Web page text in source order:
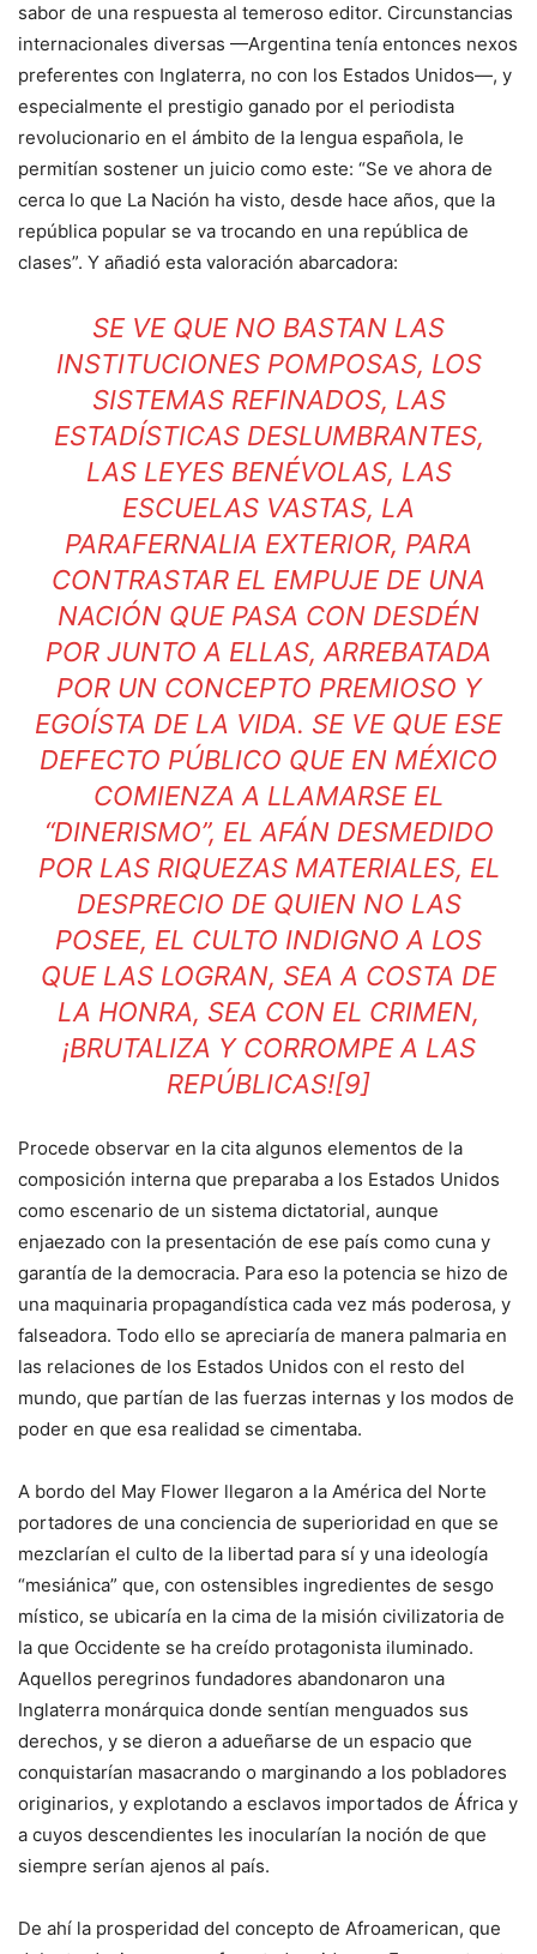
sabor de una respuesta al temeroso editor. Circunstancias
internacionales diversas —Argentina tenía entonces nexos
preferentes con Inglaterra, no con los Estados Unidos—, y
especialmente el prestigio ganado por el periodista
revolucionario en el ámbito de la lengua española, le
permitían sostener un juicio como este: “Se ve ahora de
cerca lo que La Nación ha visto, desde hace años, que la
república popular se va trocando en una república de
clases”. Y añadió esta valoración abarcadora:
SE VE QUE NO BASTAN LAS
INSTITUCIONES POMPOSAS, LOS
SISTEMAS REFINADOS, LAS
ESTADÍSTICAS DESLUMBRANTES,
LAS LEYES BENÉVOLAS, LAS
ESCUELAS VASTAS, LA
PARAFERNALIA EXTERIOR, PARA
CONTRASTAR EL EMPUJE DE UNA
NACIÓN QUE PASA CON DESDÉN
POR JUNTO A ELLAS, ARREBATADA
POR UN CONCEPTO PREMIOSO Y
EGOÍSTA DE LA VIDA. SE VE QUE ESE
DEFECTO PÚBLICO QUE EN MÉXICO
COMIENZA A LLAMARSE EL
“DINERISMO”, EL AFÁN DESMEDIDO
POR LAS RIQUEZAS MATERIALES, EL
DESPRECIO DE QUIEN NO LAS
POSEE, EL CULTO INDIGNO A LOS
QUE LAS LOGRAN, SEA A COSTA DE
LA HONRA, SEA CON EL CRIMEN,
¡BRUTALIZA Y CORROMPE A LAS
REPÚBLICAS![9]
Procede observar en la cita algunos elementos de la
composición interna que preparaba a los Estados Unidos
como escenario de un sistema dictatorial, aunque
enjaezado con la presentación de ese país como cuna y
garantía de la democracia. Para eso la potencia se hizo de
una maquinaria propagandística cada vez más poderosa, y
falseadora. Todo ello se apreciaría de manera palmaria en
las relaciones de los Estados Unidos con el resto del
mundo, que partían de las fuerzas internas y los modos de
poder en que esa realidad se cimentaba.
A bordo del May Flower llegaron a la América del Norte
portadores de una conciencia de superioridad en que se
mezclarían el culto de la libertad para sí y una ideología
“mesiánica” que, con ostensibles ingredientes de sesgo
místico, se ubicaría en la cima de la misión civilizatoria de
la que Occidente se ha creído protagonista iluminado.
Aquellos peregrinos fundadores abandonaron una
Inglaterra monárquica donde sentían menguados sus
derechos, y se dieron a adueñarse de un espacio que
conquistarían masacrando o marginando a los pobladores
originarios, y explotando a esclavos importados de África y
a cuyos descendientes les inocularían la noción de que
siempre serían ajenos al país.
De ahí la prosperidad del concepto de Afroamerican, que